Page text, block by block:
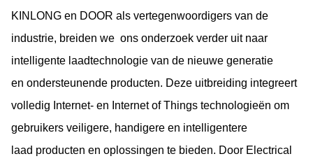
KINLONG en DOOR als vertegenwoordigers van de
industrie, breiden we ons onderzoek verder uit naar
intelligente laadtechnologie van de nieuwe generatie
en ondersteunende producten. Deze uitbreiding integreert
volledig Internet- en Internet of Things technologieën om
gebruikers veiligere, handigere en intelligentere
laad producten en oplossingen te bieden. Door Electrical